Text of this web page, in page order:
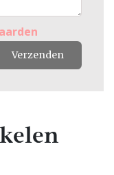
Verzenden